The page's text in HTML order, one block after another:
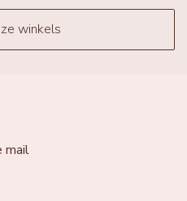
winkels
mail